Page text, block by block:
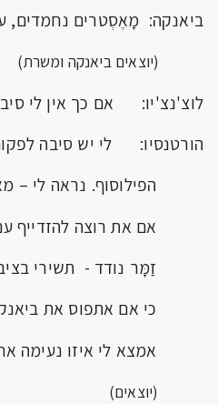
ביאנקה: מָאֶסְטרים נחמדים,
(יוצאים ביאנקה ומשרת)
לוצ'נצ'יו: אם כך אין לי
הורטנסיו: לי יש סיבה
הפילוסוף. נראה לי –
אם את רוצה להזדייף
זַמָּר נודד - תשירי
כי אם אתפוס את
אמצא לי איזו נעימה
(יוצאים)